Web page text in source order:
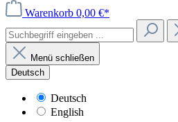
Warenkorb 0,00 €*
Menü schließen
Deutsch
Deutsch
English